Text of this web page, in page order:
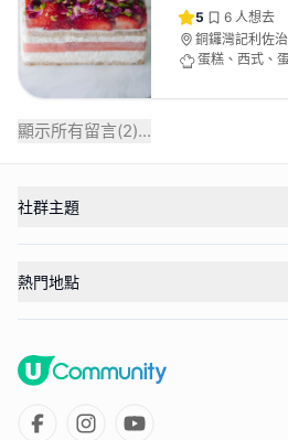
5 6 人想去
銅鑼灣記利佐
Kiosk 1B號舖
蛋糕、西式、
顯示所有留言(2)...
社群主題
熱門地點